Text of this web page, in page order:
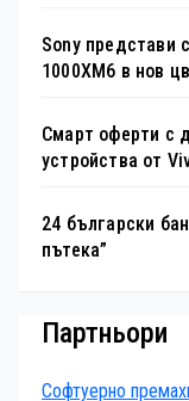
Sony представи
1000XM6 в нов
Смарт оферти с
устройства от
24 български
пътека”
Партньори
Софтуерно